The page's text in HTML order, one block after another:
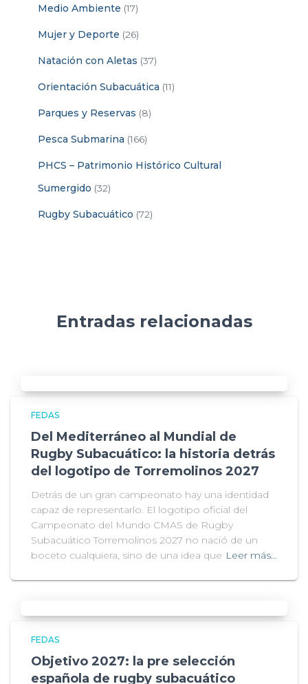
Medio Ambiente (17)
Mujer y Deporte (26)
Natación con Aletas (37)
Orientación Subacuática (11)
Parques y Reservas (8)
Pesca Submarina (166)
PHCS – Patrimonio Histórico Cultural
Sumergido (32)
Rugby Subacuático (72)
Entradas relacionadas
FEDAS
Del Mediterráneo al Mundial de
Rugby Subacuático: la historia detrás
del logotipo de Torremolinos 2027
Detrás de un gran campeonato hay una identidad
capaz de representarlo. El logotipo oficial del
Campeonato del Mundo CMAS de Rugby
Subacuático Torremolinos 2027 no nació de un
boceto cualquiera, sino de una idea que Leer más…
FEDAS
Objetivo 2027: la pre selección
española de rugby subacuático